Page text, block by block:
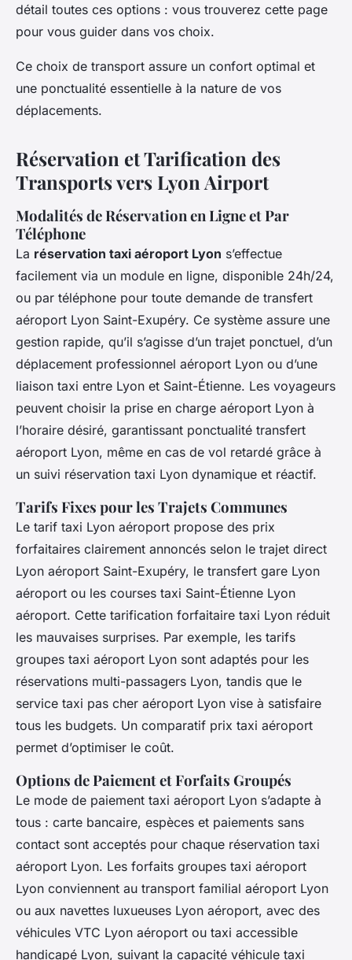
détail toutes ces options : vous trouverez cette page
pour vous guider dans vos choix.
Ce choix de transport assure un confort optimal et
une ponctualité essentielle à la nature de vos
déplacements.
Réservation et Tarification des
Transports vers Lyon Airport
Modalités de Réservation en Ligne et Par
Téléphone
La réservation taxi aéroport Lyon s’effectue
facilement via un module en ligne, disponible 24h/24,
ou par téléphone pour toute demande de transfert
aéroport Lyon Saint-Exupéry. Ce système assure une
gestion rapide, qu’il s’agisse d’un trajet ponctuel, d’un
déplacement professionnel aéroport Lyon ou d’une
liaison taxi entre Lyon et Saint-Étienne. Les voyageurs
peuvent choisir la prise en charge aéroport Lyon à
l’horaire désiré, garantissant ponctualité transfert
aéroport Lyon, même en cas de vol retardé grâce à
un suivi réservation taxi Lyon dynamique et réactif.
Tarifs Fixes pour les Trajets Communes
Le tarif taxi Lyon aéroport propose des prix
forfaitaires clairement annoncés selon le trajet direct
Lyon aéroport Saint-Exupéry, le transfert gare Lyon
aéroport ou les courses taxi Saint-Étienne Lyon
aéroport. Cette tarification forfaitaire taxi Lyon réduit
les mauvaises surprises. Par exemple, les tarifs
groupes taxi aéroport Lyon sont adaptés pour les
réservations multi-passagers Lyon, tandis que le
service taxi pas cher aéroport Lyon vise à satisfaire
tous les budgets. Un comparatif prix taxi aéroport
permet d’optimiser le coût.
Options de Paiement et Forfaits Groupés
Le mode de paiement taxi aéroport Lyon s’adapte à
tous : carte bancaire, espèces et paiements sans
contact sont acceptés pour chaque réservation taxi
aéroport Lyon. Les forfaits groupes taxi aéroport
Lyon conviennent au transport familial aéroport Lyon
ou aux navettes luxueuses Lyon aéroport, avec des
véhicules VTC Lyon aéroport ou taxi accessible
handicapé Lyon, suivant la capacité véhicule taxi